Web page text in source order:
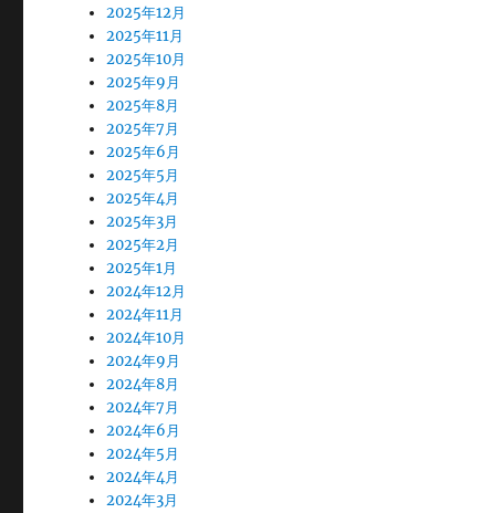
2025年12月
2025年11月
2025年10月
2025年9月
2025年8月
2025年7月
2025年6月
2025年5月
2025年4月
2025年3月
2025年2月
2025年1月
2024年12月
2024年11月
2024年10月
2024年9月
2024年8月
2024年7月
2024年6月
2024年5月
2024年4月
2024年3月